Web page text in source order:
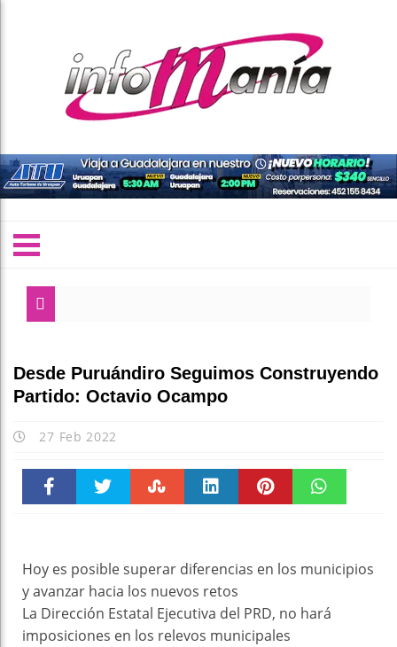
Desde Puruándiro Seguimos Construyendo
Partido: Octavio Ocampo
27 Feb 2022
Hoy es posible superar diferencias en los municipios
y avanzar hacia los nuevos retos
La Dirección Estatal Ejecutiva del PRD, no hará
imposiciones en los relevos municipales